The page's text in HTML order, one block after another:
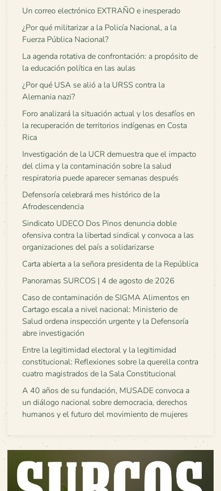
Un correo electrónico EXTRAÑO e inesperado
¿Por qué militarizar a la Policía Nacional, a la
Fuerza Pública Nacional?
La agenda rotativa de confrontación: a propósito de
la educación política en las aulas
¿Por qué USA se alió a la URSS contra la
Alemania nazi?
Foro analizará la situación actual y los desafíos en
la recuperación de territorios indígenas en Costa
Rica
Investigación de la UCR demuestra que el impacto
del clima y la contaminación sobre la salud
respiratoria puede aparecer semanas después
Defensoría celebrará mes histórico de la
Afrodescendencia
Sindicato UDECO Dos Pinos denuncia doble
ofensiva contra la libertad sindical y convoca a las
organizaciones del país a solidarizarse
Carta abierta a la señora presidenta de la República
Panoramas SURCOS | 4 de agosto de 2026
Caso de contaminación de SIGMA Alimentos en
Cartago escala a nivel nacional: Ministerio de
Salud ordena inspección urgente y la Defensoría
abre investigación
Entre la legitimidad electoral y la legitimidad
constitucional: Reflexiones sobre la querella contra
cuatro magistrados de la Sala Constitucional
A 40 años de su fundación, MUSADE convoca a
un diálogo nacional sobre democracia, derechos
humanos y el futuro del movimiento de mujeres